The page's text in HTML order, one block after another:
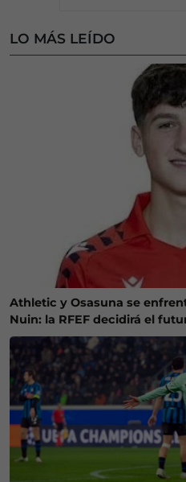
LO MÁS LEÍDO
Athletic y Osasuna se
Nuin: la RFEF decidirá el